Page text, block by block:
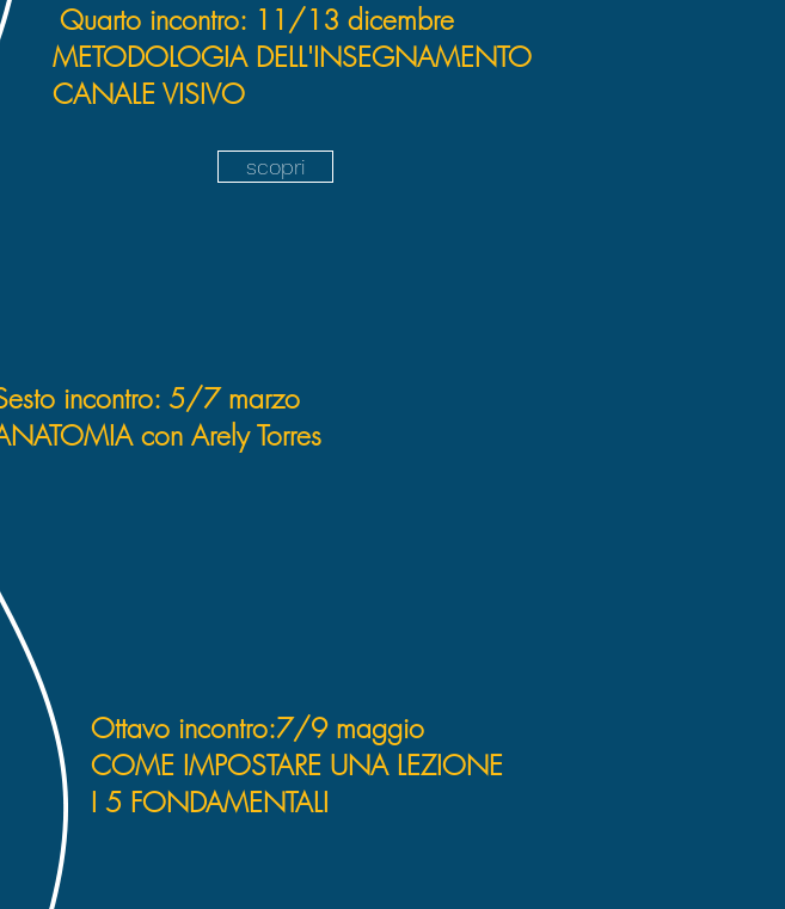
incontro: 5/7 marzo
con Arely Torres
Quarto incontro: 11/13 dicembre
METODOLOGIA DELL'INSEGNAMENTO
CANALE VISIVO
Ottavo incontro:7/9 maggio
COME IMPOSTARE UNA LEZIONE
I 5 FONDAMENTALI
scopri